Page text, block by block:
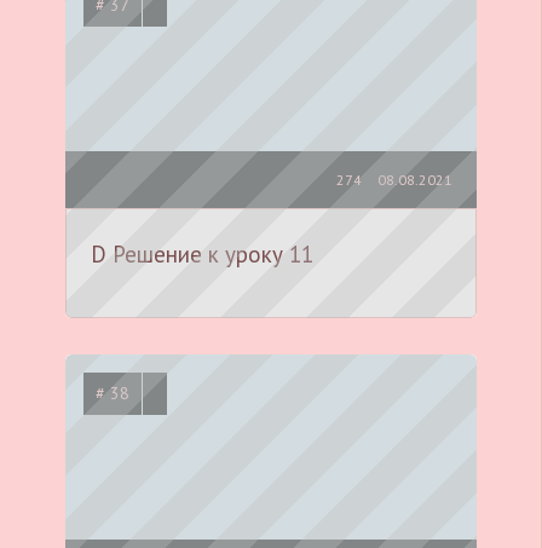
# 37
08.08.2021
274
D Решение к уроку 11
# 38